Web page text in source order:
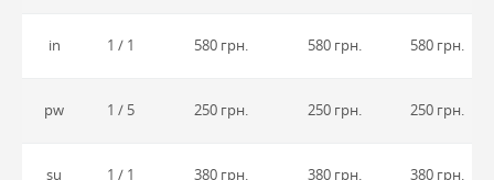
in 1 / 1 580 грн. 580 грн. 580 грн.
pw 1 / 5 250 грн. 250 грн. 250 грн.
su 1 / 1 380 грн. 380 грн. 380 грн.